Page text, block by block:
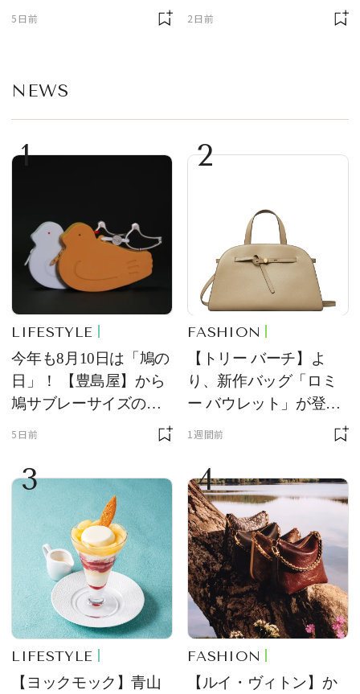
ーチ「はとっこ」を限
5日前
まで！ ｜今週の人気記
2日前
NEWS
1
LIFESTYLE
今年も8月10日は「鳩の
日」！ 【豊島屋】から
鳩サブレーサイズのポ
ーチ「はとっこ」を限
5日前
2
FASHION
【トリー バーチ】よ
り、新作バッグ「ロミ
ー バウレット」が登
場！ デザイン性と収納
1週間前
3
LIFESTYLE
【ヨックモック】青山
4
FASHION
【ルイ・ヴィトン】か